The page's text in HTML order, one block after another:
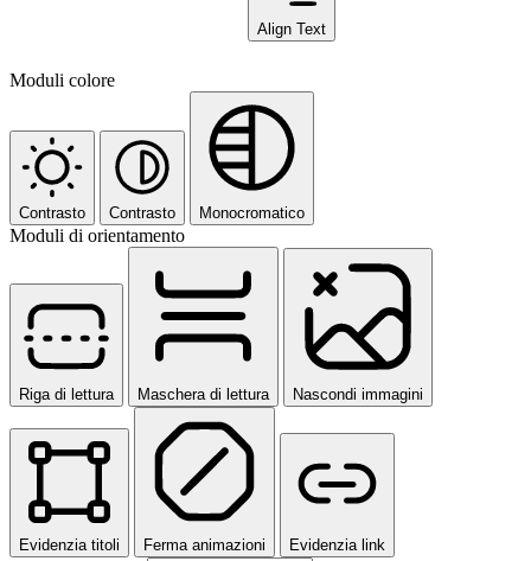
Align Text
Moduli colore
Contrasto Contrasto Monocromatico
Moduli di orientamento
Riga di lettura Maschera di lettura Nascondi immagini
Evidenzia titoli Ferma animazioni Evidenzia link